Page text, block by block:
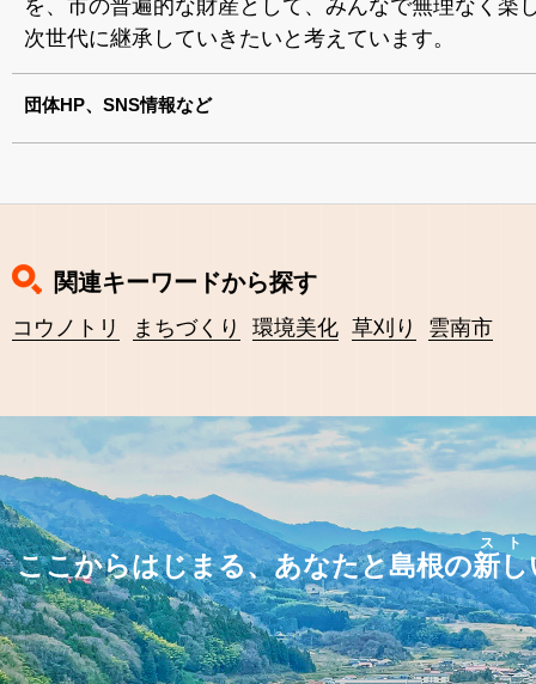
を、市の普遍的な財産として、みんなで無理なく楽
次世代に継承していきたいと考えています。
団体HP、SNS情報など
関連キーワードから探す
コウノトリ まちづくり 環境美化 草刈り 雲南市
ここからはじまる、あなたと島根の新し
スト